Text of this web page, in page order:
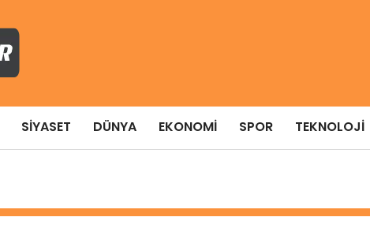
SIYASET DÜNYA EKONOMI SPOR TEKNOLOJI